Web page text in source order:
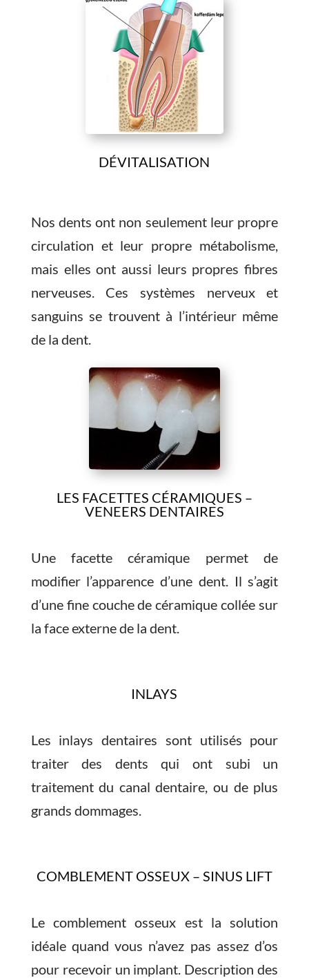
DÉVITALISATION
Nos dents ont non seulement leur propre
circulation et leur propre métabolisme,
mais elles ont aussi leurs propres fibres
nerveuses. Ces systèmes nerveux et
sanguins se trouvent à l’intérieur même
de la dent.
LES FACETTES CÉRAMIQUES –
VENEERS DENTAIRES
Une facette céramique permet de
modifier l’apparence d’une dent. Il s’agit
d’une fine couche de céramique collée sur
la face externe de la dent.
INLAYS
Les inlays dentaires sont utilisés pour
traiter des dents qui ont subi un
traitement du canal dentaire, ou de plus
grands dommages.
COMBLEMENT OSSEUX – SINUS LIFT
Le comblement osseux est la solution
idéale quand vous n’avez pas assez d’os
pour recevoir un implant. Description des